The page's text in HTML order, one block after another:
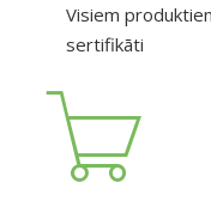
Visiem
sertifikāti